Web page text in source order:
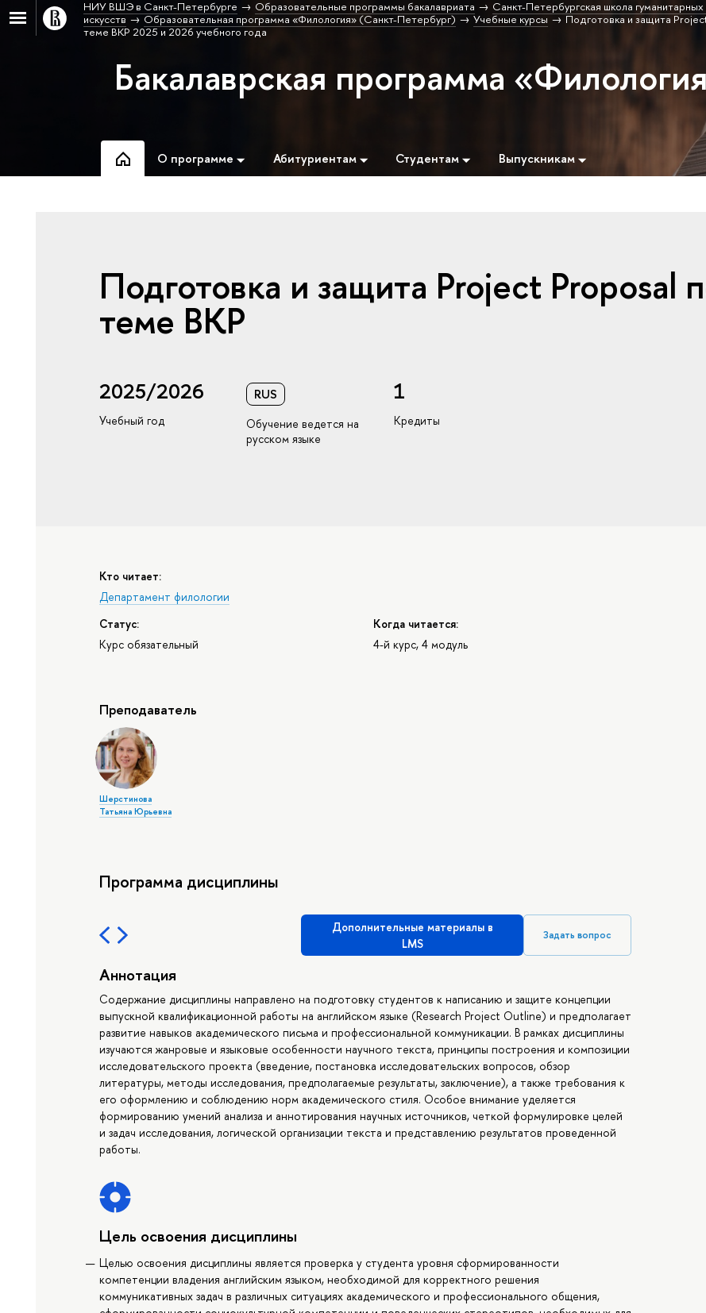
НИУ ВШЭ в Санкт-Петербурге Образовательные программы бакалавриата
Санкт-Петербургская школа гуманитарных
искусств
Образовательная программа «Филология» (Санкт-Петербург) Учебные курсы
Подготовка и защита
теме ВКР 2025 и 2026 учебного года
Бакалаврская программа
О программе Абитуриентам Студентам Выпускникам
Подготовка и защита Project Proposal
теме ВКР
2025/2026
Учебный год
RUS
Обучение ведется на
русском языке
1
Кредиты
Кто читает:
Департамент филологии
Статус:
Курс обязательный
Когда читается:
4-й курс, 4 модуль
Преподаватель
Шерстинова
Татьяна Юрьевна
Программа дисциплины
Дополнительные материалы в
LMS
Задать вопрос
Аннотация
Содержание дисциплины направлено на подготовку студентов к написанию и защите концепции
выпускной квалификационной работы на английском языке (Research Project Outline) и предполагает
развитие навыков академического письма и профессиональной коммуникации. В рамках дисциплины
изучаются жанровые и языковые особенности научного текста, принципы построения и композиции
исследовательского проекта (введение, постановка исследовательских вопросов, обзор
литературы, методы исследования, предполагаемые результаты, заключение), а также требования к
его оформлению и соблюдению норм академического стиля. Особое внимание уделяется
формированию умений анализа и аннотирования научных источников, четкой формулировке целей
и задач исследования, логической организации текста и представлению результатов проведенной
работы.
Цель освоения дисциплины
Целью освоения дисциплины является проверка у студента уровня сформированности
компетенции владения английским языком, необходимой для корректного решения
коммуникативных задач в различных ситуациях академического и профессионального общения,